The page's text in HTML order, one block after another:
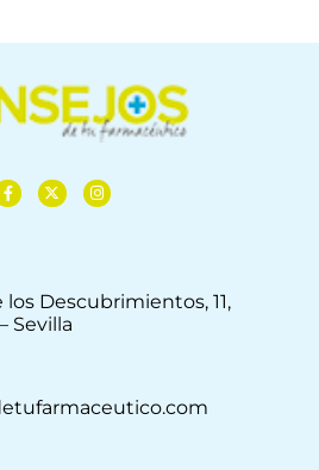
Descubrimientos, 11,
Sevilla